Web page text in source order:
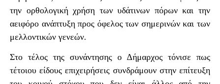
την ορθολογική χρήση των υδάτινων πόρων και την
αειφόρο ανάπτυξη προς όφελος των σημερινών και των
μελλοντικών γενεών.
Στο τέλος της συνάντησης ο Δήμαρχος τόνισε πως
τέτοιου είδους επιχειρήσεις συνδράμουν στην επίτευξη